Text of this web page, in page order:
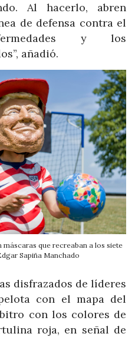
Al hacerlo, abren
de defensa contra el
y los
añadió.
que recreaban a los siete
Sapiña Manchado
disfrazados de líderes
con el mapa del
con los colores de
roja, en señal de